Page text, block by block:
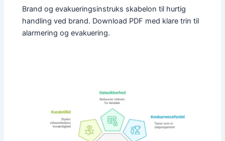
Brand og evakueringsinstruks skabelon til hurtig
handling ved brand. Download PDF med klare trin til
alarmering og evakuering.